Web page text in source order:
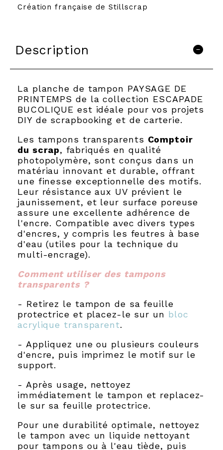
Création française de Stillscrap
Description
La planche de tampon PAYSAGE DE
PRINTEMPS de la collection ESCAPADE
BUCOLIQUE est idéale pour vos projets
DIY de scrapbooking et de carterie.
Les tampons transparents Comptoir
du scrap, fabriqués en qualité
photopolymère, sont conçus dans un
matériau innovant et durable, offrant
une finesse exceptionnelle des motifs.
Leur résistance aux UV prévient le
jaunissement, et leur surface poreuse
assure une excellente adhérence de
l'encre. Compatible avec divers types
d'encres, y compris les feutres à base
d'eau (utiles pour la technique du
multi-encrage).
Comment utiliser des tampons
transparents ?
- Retirez le tampon de sa feuille
protectrice et placez-le sur un bloc
acrylique transparent.
- Appliquez une ou plusieurs couleurs
d'encre, puis imprimez le motif sur le
support.
- Après usage, nettoyez
immédiatement le tampon et replacez-
le sur sa feuille protectrice.
Pour une durabilité optimale, nettoyez
le tampon avec un liquide nettoyant
pour tampons ou à l'eau tiède, puis